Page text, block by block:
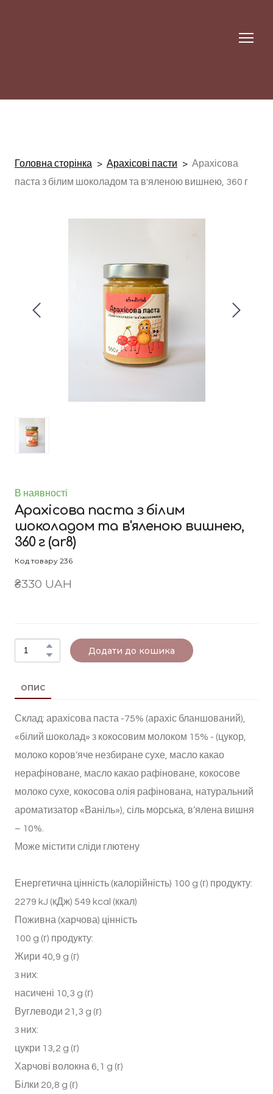
Головна сторінка Арахісові пасти
Арахісова
паста з білим шоколадом та в'яленою вишнею, 360 г
В наявності
Арахісова паста з білим
шоколадом та в'яленою вишнею,
360 г(ar8)
Код товару 236
₴330 UAH
Додати до кошика
ОПИС
Склад: арахісова паста -75% (арахіс бланшований),
«білий шоколад» з кокосовим молоком 15% - (цукор,
молоко коров’яче незбиране сухе, масло какао
нерафіноване, масло какао рафіноване, кокосове
молоко сухе, кокосова олія рафінована, натуральний
ароматизатор «Ваніль»), сіль морська, в’ялена вишня
– 10%.
Може містити сліди глютену
Енергетична цінність (калорійність) 100 g (г) продукту:
2279 kJ (кДж) 549 kcal (ккал)
Поживна (харчова) цінність
100 g (г) продукту:
Жири 40,9 g (г)
з них:
насичені 10,3 g (г)
Вуглеводи 21,3 g (г)
з них:
цукри 13,2 g (г)
Харчові волокна 6,1 g (г)
Білки 20,8 g (г)